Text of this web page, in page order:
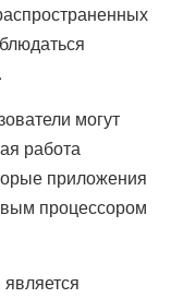
могут
работа
приложения
процессором